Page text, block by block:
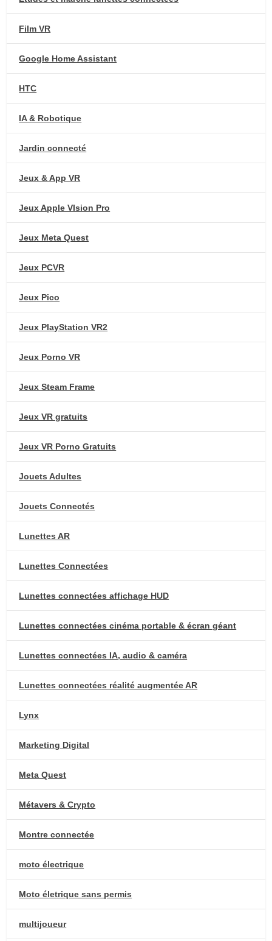
Film VR
Google Home Assistant
HTC
IA & Robotique
Jardin connecté
Jeux & App VR
Jeux Apple VIsion Pro
Jeux Meta Quest
Jeux PCVR
Jeux Pico
Jeux PlayStation VR2
Jeux Porno VR
Jeux Steam Frame
Jeux VR gratuits
Jeux VR Porno Gratuits
Jouets Adultes
Jouets Connectés
Lunettes AR
Lunettes Connectées
Lunettes connectées affichage HUD
Lunettes connectées cinéma portable & écran géant
Lunettes connectées IA, audio & caméra
Lunettes connectées réalité augmentée AR
Lynx
Marketing Digital
Meta Quest
Métavers & Crypto
Montre connectée
moto électrique
Moto életrique sans permis
multijoueur